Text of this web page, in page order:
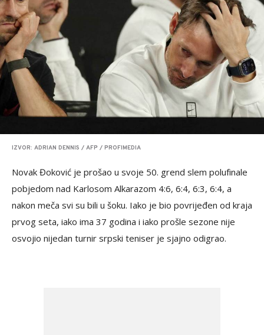
IZVOR: ADRIAN DENNIS / AFP / PROFIMEDIA
Novak Đoković je prošao u svoje 50. grend slem polufinale
pobjedom nad Karlosom Alkarazom 4:6, 6:4, 6:3, 6:4, a
nakon meča svi su bili u šoku. Iako je bio povrijeđen od kraja
prvog seta, iako ima 37 godina i iako prošle sezone nije
osvojio nijedan turnir srpski teniser je sjajno odigrao.